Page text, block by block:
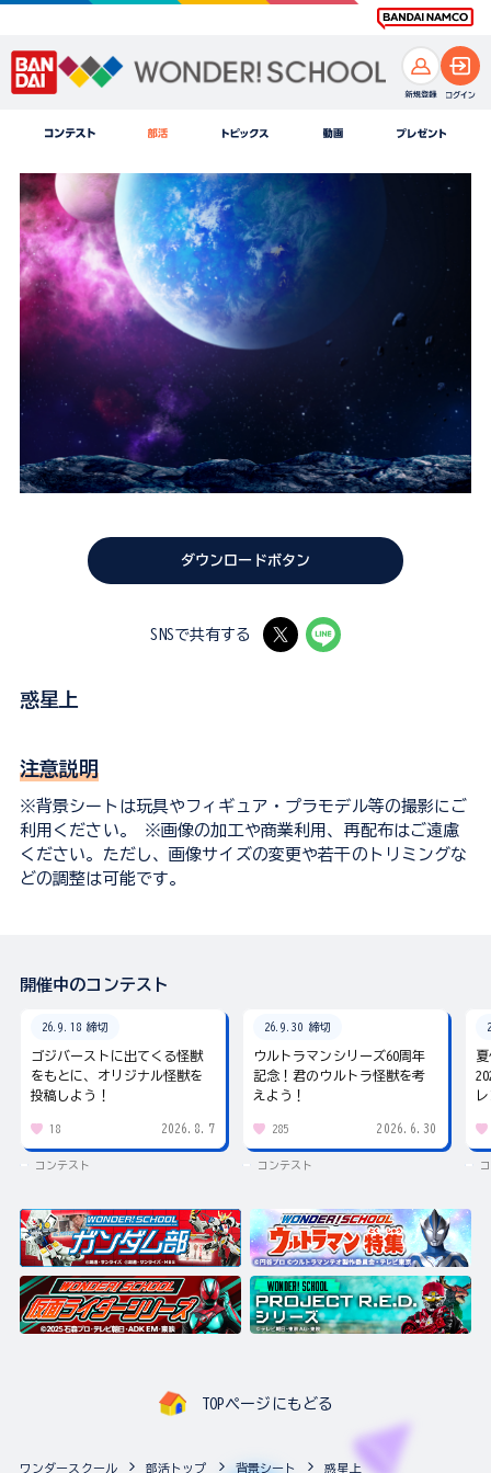
ダウンロードボタン
SNSで共有する
惑星上
注意説明
※背景シートは玩具やフィギュア・プラモデル等の撮影にご
利用ください。 ※画像の加工や商業利用、再配布はご遠慮
ください。ただし、画像サイズの変更や若干のトリミングな
どの調整は可能です。
開催中のコンテスト
26.9.18 締切
ゴジバーストに出てくる怪獣
をもとに、オリジナル怪獣を
投稿しよう！
18 2026.8.7
コンテスト
26.9.30 締切
ウルトラマンシリーズ60周年
記念！君のウルトラ怪獣を考
えよう！
285 2026.6.30
コンテスト
TOPページにもどる
ワンダースクール 部活トップ 背景シート 惑星上